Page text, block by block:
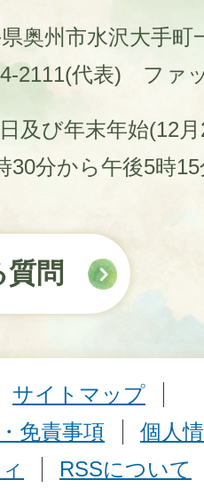
奥州市水沢大手町
2111(代表)
ファ
及び年末年始(12
30分から午後5時
問
サイトマップ
免責事項
個人
RSSについて